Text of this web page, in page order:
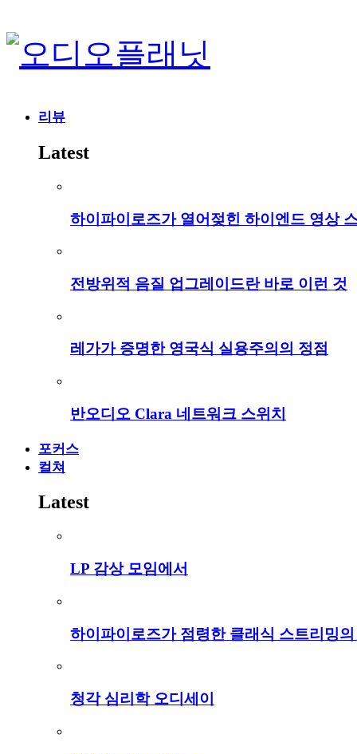
리뷰
Latest
하이파이로즈가 열어젖힌 하이엔드 영상
전방위적 음질 업그레이드란 바로 이런 것
레가가 증명한 영국식 실용주의의 정점
반오디오 Clara 네트워크 스위치
포커스
컬쳐
Latest
LP 감상 모임에서
하이파이로즈가 점령한 클래식 스트리밍
청각 심리학 오디세이